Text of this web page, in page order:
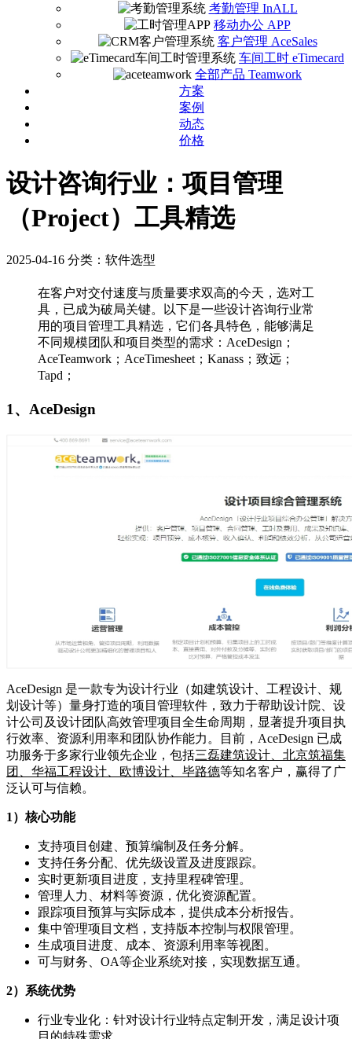
考勤管理 InALL
移动办公 APP
客户管理 AceSales
车间工时 eTimecard
全部产品 Teamwork
方案
案例
动态
价格
设计咨询行业：项目管理
（Project）工具精选
2025-04-16 分类：软件选型
在客户对交付速度与质量要求双高的今天，选对工
具，已成为破局关键。以下是一些设计咨询行业常
用的项目管理工具精选，它们各具特色，能够满足
不同规模团队和项目类型的需求：AceDesign；
AceTeamwork；AceTimesheet；Kanass；致远；
Tapd；
1、AceDesign
AceDesign 是一款专为设计行业（如建筑设计、工程设计、规
划设计等）量身打造的项目管理软件，致力于帮助设计院、设
计公司及设计团队高效管理项目全生命周期，显著提升项目执
行效率、资源利用率和团队协作能力。目前，AceDesign 已成
功服务于多家行业领先企业，包括三磊建筑设计、北京筑福集
团、华福工程设计、欧博设计、毕路德等知名客户，赢得了广
泛认可与信赖。
1）核心功能
支持项目创建、预算编制及任务分解。
支持任务分配、优先级设置及进度跟踪。
实时更新项目进度，支持里程碑管理。
管理人力、材料等资源，优化资源配置。
跟踪项目预算与实际成本，提供成本分析报告。
集中管理项目文档，支持版本控制与权限管理。
生成项目进度、成本、资源利用率等视图。
可与财务、OA等企业系统对接，实现数据互通。
2） 系统优势
行业专业化：针对设计行业特点定制开发，满足设计项
目的特殊需求。